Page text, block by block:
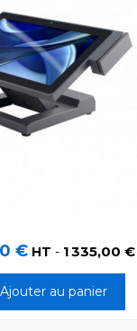
€ HT - 1 335,00
Ajouter au panier